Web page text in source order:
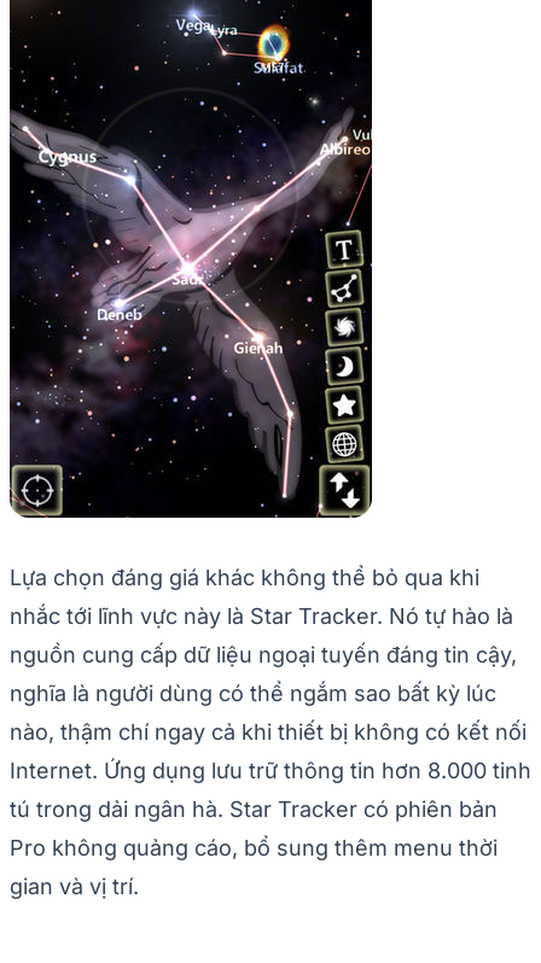
Lựa chọn đáng giá khác không thể bỏ qua khi
nhắc tới lĩnh vực này là Star Tracker. Nó tự hào là
nguồn cung cấp dữ liệu ngoại tuyến đáng tin cậy,
nghĩa là người dùng có thể ngắm sao bất kỳ lúc
nào, thậm chí ngay cả khi thiết bị không có kết nối
Internet. Ứng dụng lưu trữ thông tin hơn 8.000 tinh
tú trong dải ngân hà. Star Tracker có phiên bản
Pro không quảng cáo, bổ sung thêm menu thời
gian và vị trí.